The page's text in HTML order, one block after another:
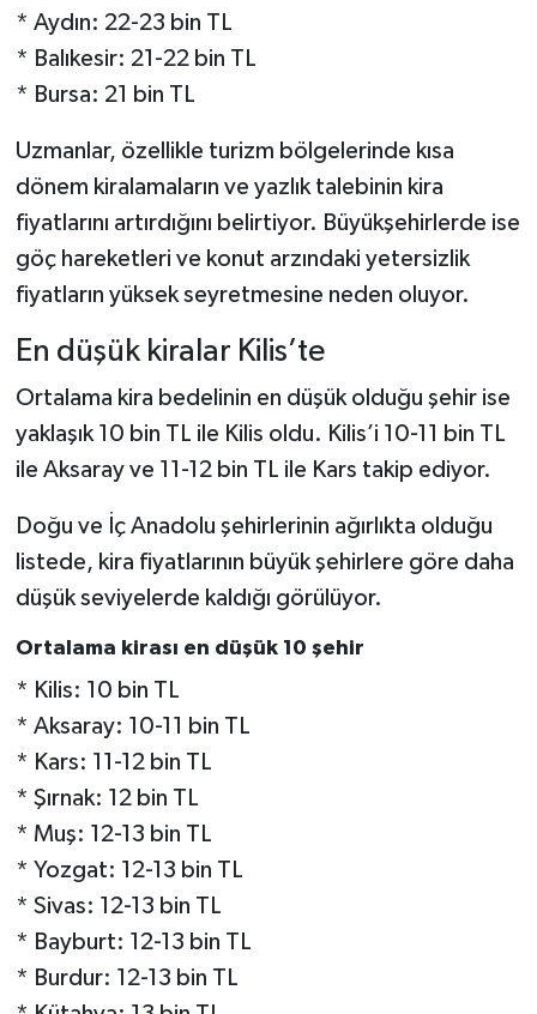
* Aydın: 22-23 bin TL
* Balıkesir: 21-22 bin TL
* Bursa: 21 bin TL
Uzmanlar, özellikle turizm bölgelerinde kısa
dönem kiralamaların ve yazlık talebinin kira
fiyatlarını artırdığını belirtiyor. Büyükşehirlerde ise
göç hareketleri ve konut arzındaki yetersizlik
fiyatların yüksek seyretmesine neden oluyor.
En düşük kiralar Kilis’te
Ortalama kira bedelinin en düşük olduğu şehir ise
yaklaşık 10 bin TL ile Kilis oldu. Kilis’i 10-11 bin TL
ile Aksaray ve 11-12 bin TL ile Kars takip ediyor.
Doğu ve İç Anadolu şehirlerinin ağırlıkta olduğu
listede, kira fiyatlarının büyük şehirlere göre daha
düşük seviyelerde kaldığı görülüyor.
Ortalama kirası en düşük 10 şehir
* Kilis: 10 bin TL
* Aksaray: 10-11 bin TL
* Kars: 11-12 bin TL
* Şırnak: 12 bin TL
* Muş: 12-13 bin TL
* Yozgat: 12-13 bin TL
* Sivas: 12-13 bin TL
* Bayburt: 12-13 bin TL
* Burdur: 12-13 bin TL